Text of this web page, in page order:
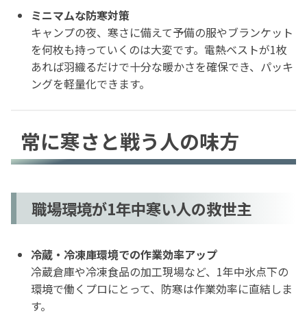
ミニマムな防寒対策
キャンプの夜、寒さに備えて予備の服やブランケット
を何枚も持っていくのは大変です。電熱ベストが1枚
あれば羽織るだけで十分な暖かさを確保でき、パッキ
ングを軽量化できます。
常に寒さと戦う人の味方
職場環境が1年中寒い人の救世主
冷蔵・冷凍庫環境での作業効率アップ
冷蔵倉庫や冷凍食品の加工現場など、1年中氷点下の
環境で働くプロにとって、防寒は作業効率に直結しま
す。